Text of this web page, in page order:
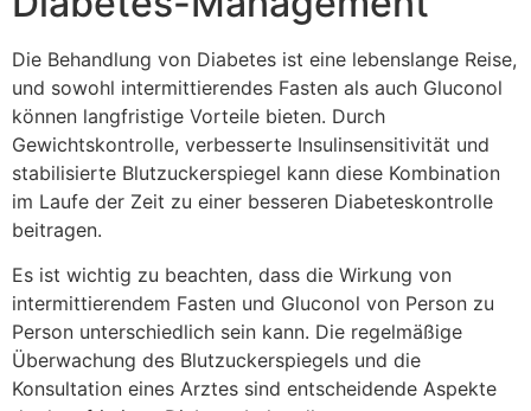
Die Behandlung von Diabetes ist eine lebenslange Reise,
und sowohl intermittierendes Fasten als auch Gluconol
können langfristige Vorteile bieten. Durch
Gewichtskontrolle, verbesserte Insulinsensitivität und
stabilisierte Blutzuckerspiegel kann diese Kombination
im Laufe der Zeit zu einer besseren Diabeteskontrolle
beitragen.
Es ist wichtig zu beachten, dass die Wirkung von
intermittierendem Fasten und Gluconol von Person zu
Person unterschiedlich sein kann. Die regelmäßige
Überwachung des Blutzuckerspiegels und die
Konsultation eines Arztes sind entscheidende Aspekte